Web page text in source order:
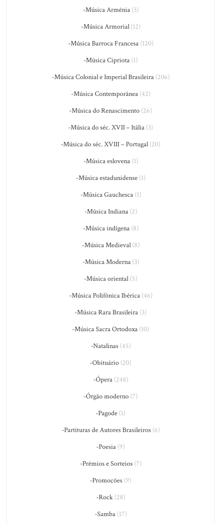
-Música Armênia(3)
-Música Armorial(12)
-Música Barroca Francesa(120)
-Música Cipriota (1)
-Música Colonial e Imperial Brasileira(206)
-Música Contemporânea(42)
-Música do Renascimento (26)
-Música do séc. XVII – Itália (3)
-Música do séc. XVIII – Portugal (20)
-Música eslovena(1)
-Música estadunidense(1)
-Música Gauchesca(1)
-Música Indiana(2)
-Música indígena(8)
-Música Medieval(8)
-Música Moderna(3)
-Música oriental (5)
-Música Polifônica Ibérica(46)
-Música Rara Brasileira (3)
-Música Sacra Ortodoxa (10)
-Natalinas(45)
-Obituário (20)
-Ópera(248)
-Órgão moderno (7)
-Pagode (1)
-Partituras de Autores Brasileiros(6)
-Poesia (9)
-Prêmios e Sorteios(7)
-Promoções (9)
-Rock(28)
-Samba(17)